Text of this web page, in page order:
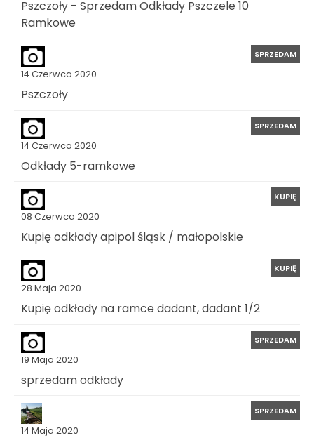
Pszczoły - Sprzedam Odkłady Pszczele 10
Ramkowe
14 Czerwca 2020
SPRZEDAM
Pszczoły
14 Czerwca 2020
SPRZEDAM
Odkłady 5-ramkowe
08 Czerwca 2020
KUPIĘ
Kupię odkłady apipol śląsk / małopolskie
28 Maja 2020
KUPIĘ
Kupię odkłady na ramce dadant, dadant 1/2
19 Maja 2020
SPRZEDAM
sprzedam odkłady
14 Maja 2020
SPRZEDAM